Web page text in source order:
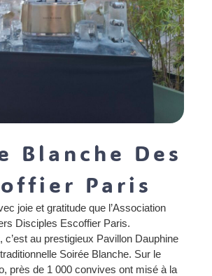
Blanche Des
Paris
joie et gratitude que l’Association
Disciples Escoffier Paris.
c’est au prestigieux Pavillon Dauphine
Soirée Blanche. Sur le
près de 1 000 convives ont misé à la